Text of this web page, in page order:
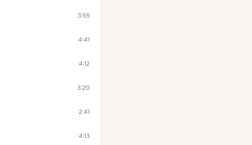
3:55
4:41
4:12
3:20
2:41
4:13